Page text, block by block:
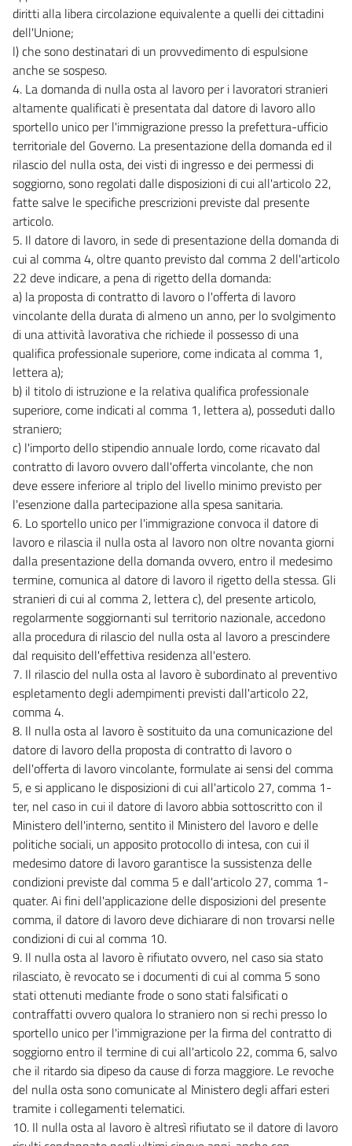
diritti alla libera circolazione equivalente a quelli dei cittadini
dell'Unione;
l) che sono destinatari di un provvedimento di espulsione
anche se sospeso.
4. La domanda di nulla osta al lavoro per i lavoratori stranieri
altamente qualificati è presentata dal datore di lavoro allo
sportello unico per l'immigrazione presso la prefettura-ufficio
territoriale del Governo. La presentazione della domanda ed il
rilascio del nulla osta, dei visti di ingresso e dei permessi di
soggiorno, sono regolati dalle disposizioni di cui all'articolo 22,
fatte salve le specifiche prescrizioni previste dal presente
articolo.
5. Il datore di lavoro, in sede di presentazione della domanda di
cui al comma 4, oltre quanto previsto dal comma 2 dell'articolo
22 deve indicare, a pena di rigetto della domanda:
a) la proposta di contratto di lavoro o l'offerta di lavoro
vincolante della durata di almeno un anno, per lo svolgimento
di una attività lavorativa che richiede il possesso di una
qualifica professionale superiore, come indicata al comma 1,
lettera a);
b) il titolo di istruzione e la relativa qualifica professionale
superiore, come indicati al comma 1, lettera a), posseduti dallo
straniero;
c) l'importo dello stipendio annuale lordo, come ricavato dal
contratto di lavoro ovvero dall'offerta vincolante, che non
deve essere inferiore al triplo del livello minimo previsto per
l'esenzione dalla partecipazione alla spesa sanitaria.
6. Lo sportello unico per l'immigrazione convoca il datore di
lavoro e rilascia il nulla osta al lavoro non oltre novanta giorni
dalla presentazione della domanda ovvero, entro il medesimo
termine, comunica al datore di lavoro il rigetto della stessa. Gli
stranieri di cui al comma 2, lettera c), del presente articolo,
regolarmente soggiornanti sul territorio nazionale, accedono
alla procedura di rilascio del nulla osta al lavoro a prescindere
dal requisito dell'effettiva residenza all'estero.
7. Il rilascio del nulla osta al lavoro è subordinato al preventivo
espletamento degli adempimenti previsti dall'articolo 22,
comma 4.
8. Il nulla osta al lavoro è sostituito da una comunicazione del
datore di lavoro della proposta di contratto di lavoro o
dell'offerta di lavoro vincolante, formulate ai sensi del comma
5, e si applicano le disposizioni di cui all'articolo 27, comma 1-
ter, nel caso in cui il datore di lavoro abbia sottoscritto con il
Ministero dell'interno, sentito il Ministero del lavoro e delle
politiche sociali, un apposito protocollo di intesa, con cui il
medesimo datore di lavoro garantisce la sussistenza delle
condizioni previste dal comma 5 e dall'articolo 27, comma 1-
quater. Ai fini dell'applicazione delle disposizioni del presente
comma, il datore di lavoro deve dichiarare di non trovarsi nelle
condizioni di cui al comma 10.
9. Il nulla osta al lavoro è rifiutato ovvero, nel caso sia stato
rilasciato, è revocato se i documenti di cui al comma 5 sono
stati ottenuti mediante frode o sono stati falsificati o
contraffatti ovvero qualora lo straniero non si rechi presso lo
sportello unico per l'immigrazione per la firma del contratto di
soggiorno entro il termine di cui all'articolo 22, comma 6, salvo
che il ritardo sia dipeso da cause di forza maggiore. Le revoche
del nulla osta sono comunicate al Ministero degli affari esteri
tramite i collegamenti telematici.
10. Il nulla osta al lavoro è altresì rifiutato se il datore di lavoro